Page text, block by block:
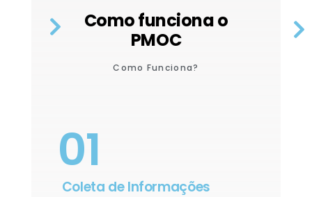
Como funciona o
PMOC
Como Funciona?
01
Coleta de Informações